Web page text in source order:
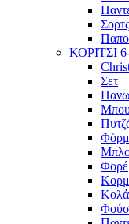
Σορτς
ΚΟΡΙΤΣΙ
Σετ